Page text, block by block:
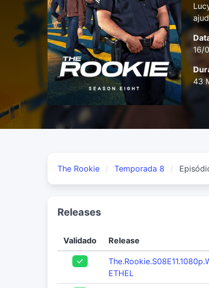
16/
43
The Rookie Temporada 8
Releases
Validado Release
ETHEL